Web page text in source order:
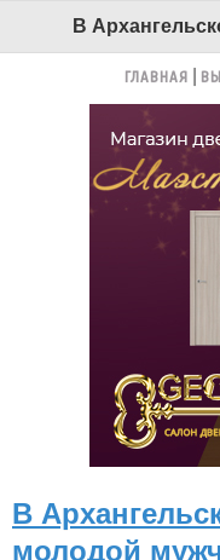
ГЛАВНАЯ
В
молодой